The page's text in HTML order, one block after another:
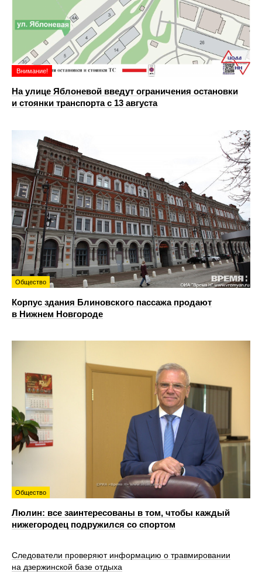
Внимание!
На улице Яблоневой введут ограничения остановки
и стоянки транспорта с 13 августа
Общество
Корпус здания Блиновского пассажа продают
в Нижнем Новгороде
Общество
Люлин: все заинтересованы в том, чтобы каждый
нижегородец подружился со спортом
Следователи проверяют информацию о травмировании
на дзержинской базе отдыха